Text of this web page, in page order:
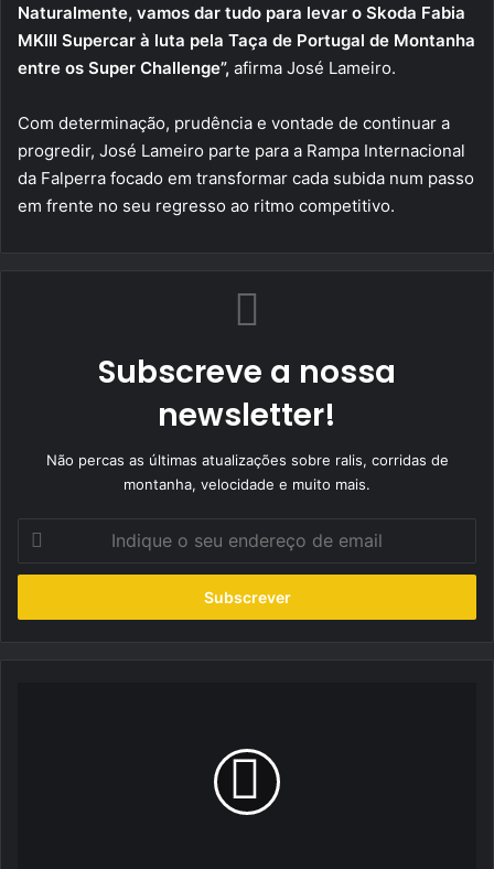
Naturalmente, vamos dar tudo para levar o Skoda Fabia
MKIII Supercar à luta pela Taça de Portugal de Montanha
entre os Super Challenge”, afirma José Lameiro.
Com determinação, prudência e vontade de continuar a
progredir, José Lameiro parte para a Rampa Internacional
da Falperra focado em transformar cada subida num passo
em frente no seu regresso ao ritmo competitivo.
Subscreve a nossa
newsletter!
Não percas as últimas atualizações sobre ralis, corridas de
montanha, velocidade e muito mais.
seu
de